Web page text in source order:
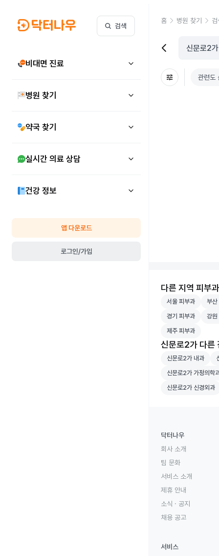
검색
비대면 진료
병원 찾기
약국 찾기
실시간 의료 상담
건강 정보
앱 다운로드
로그인/가입
홈 병원 찾기
관련도
다른 지역 피부과
서울 피부과 병원
서울 피부과 부
부산
경기 피부과 병원
경기 피부과 강
강원
제주 피부과 병원
제주 피부과
신문로2가 다른
신문로2가 내과
신문로2가 내과
신문로2가 가정의
신문로2가 가정의학
신문로2가 신경외
신문로2가 신경외과
닥터나우
회사 소개
팀 문화
서비스 소개
제휴 안내
소식 · 공지
채용 공고
서비스